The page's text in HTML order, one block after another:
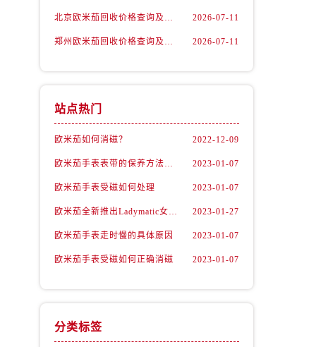
北京欧米茄回收价格查询及靠谱回收平台实测排行（2026年7月最新数据） 2026-07-11
郑州欧米茄回收价格查询及各大平台实测排行(2026年7月最新数据) 2026-07-11
站点热门
欧米茄如何消磁？ 2022-12-09
欧米茄手表表带的保养方法有哪些？ 2023-01-07
欧米茄手表受磁如何处理 2023-01-07
欧米茄全新推出Ladymatic女表系列腕表 2023-01-27
欧米茄手表走时慢的具体原因 2023-01-07
欧米茄手表受磁如何正确消磁 2023-01-07
分类标签